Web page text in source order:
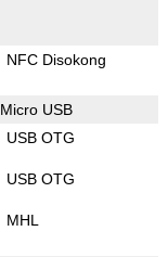
NFC Disokong
Micro USB
USB OTG
USB OTG
MHL